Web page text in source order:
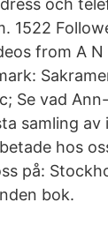
och
1522
from A N
Se vad
samling
hos
på:
bok.